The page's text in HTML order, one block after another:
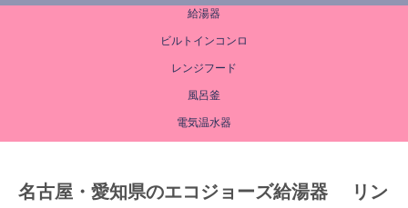
給湯器
ビルトインコンロ
レンジフード
風呂釜
電気温水器
名古屋・愛知県のエコジョーズ給湯器 リン